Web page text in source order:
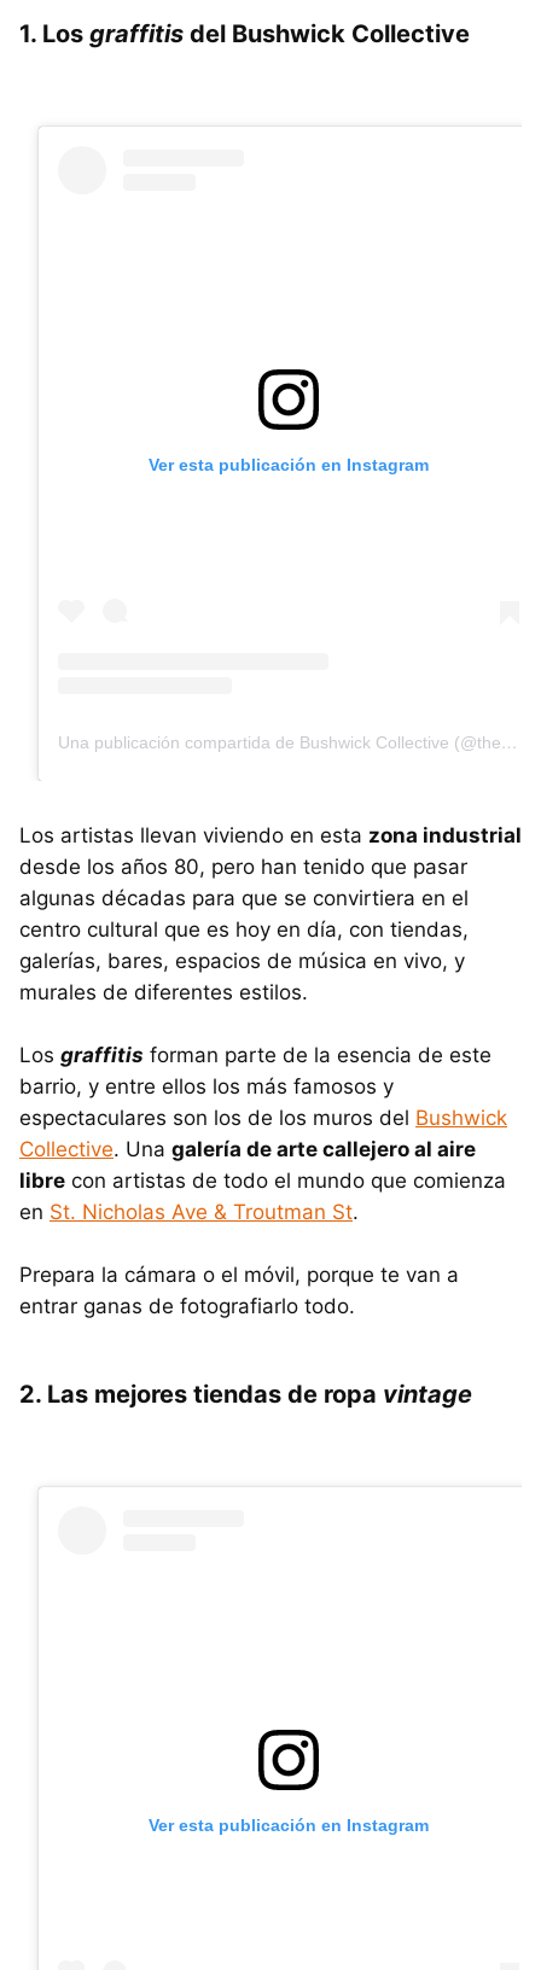
1. Los graffitis del Bushwick Collective
Ver esta publicación en Instagram
Una publicación compartida de Bushwick Collective (@thebushwickcollective)
Los artistas llevan viviendo en esta zona industrial
desde los años 80, pero han tenido que pasar
algunas décadas para que se convirtiera en el
centro cultural que es hoy en día, con tiendas,
galerías, bares, espacios de música en vivo, y
murales de diferentes estilos.
Los graffitis forman parte de la esencia de este
barrio, y entre ellos los más famosos y
espectaculares son los de los muros del Bushwick
Collective. Una galería de arte callejero al aire
libre con artistas de todo el mundo que comienza
en St. Nicholas Ave & Troutman St.
Prepara la cámara o el móvil, porque te van a
entrar ganas de fotografiarlo todo.
2. Las mejores tiendas de ropa vintage
Ver esta publicación en Instagram